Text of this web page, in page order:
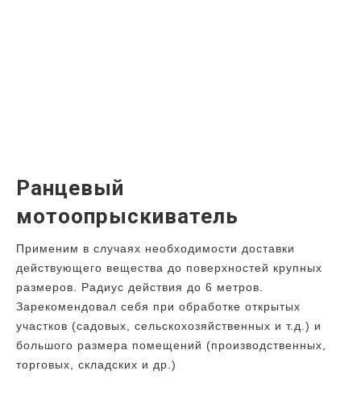
Ранцевый
мотоопрыскиватель
Применим в случаях необходимости доставки
действующего вещества до поверхностей крупных
размеров. Радиус действия до 6 метров.
Зарекомендовал себя при обработке открытых
участков (садовых, сельскохозяйственных и т.д.) и
большого размера помещений (производственных,
торговых, складских и др.)